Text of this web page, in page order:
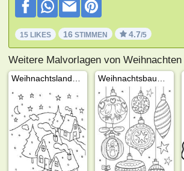
15 LIKES 16 STIMMEN 4.7/5
Weitere Malvorlagen von Weihnachten